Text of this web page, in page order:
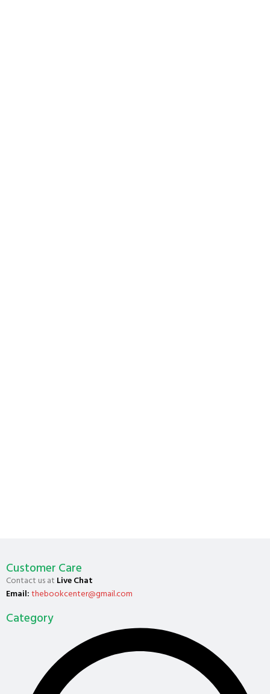
Customer Care
Contact us at Live Chat
Email:thebookcenter@gmail.com
Category